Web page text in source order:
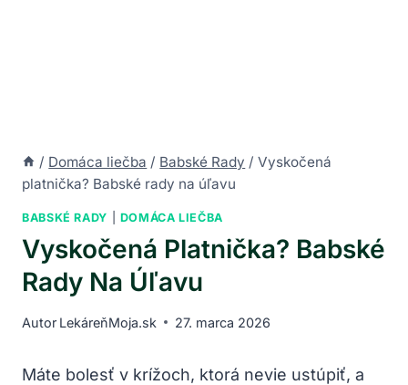
/ Domáca liečba / Babské Rady / Vyskočená
platnička? Babské rady na úľavu
BABSKÉ RADY DOMÁCA LIEČBA
Vyskočená Platnička? Babské
Rady Na Úľavu
Autor LekáreňMoja.sk 27. marca 2026
Máte bolesť ⁢v⁣ krížoch, ktorá nevie ustúpiť, a